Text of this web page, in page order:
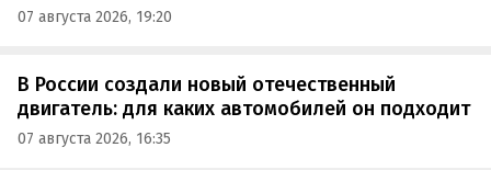
07 августа 2026, 19:20
В России создали новый отечественный
двигатель: для каких автомобилей он подходит
07 августа 2026, 16:35